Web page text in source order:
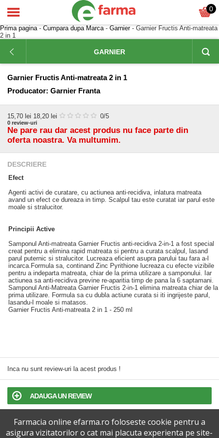
0
Prima pagina- Cumpara dupa Marca- Garnier- Garnier Fructis Anti-matreata
2 in 1
GARNIER
Garnier Fructis Anti-matreata 2 in 1
Producator: Garnier Franta
15,70 lei 18,20 lei 0/5
0 review-uri
Ne pare rau dar acest produs nu face parte din
oferta noastra. Va multumim.
DESCRIERE
Efect
Agenti activi de curatare, cu actiunea anti-recidiva, inlatura matreata
avand un efect ce dureaza in timp. Scalpul tau este curatat iar parul este
moale si stralucitor.
Principii Active
Samponul Anti-matreata Garnier Fructis anti-recidiva 2-in-1 a fost special
creat pentru a elimina rapid matreata si pentru a curata scalpul, lasand
parul puternic si stralucitor. Lucreaza eficient asupra parului tau fara a-l
incarca.Formula sa, continand Zinc Pyrithione lucreaza cu efecte vizibile
pentru a indeparta matreata, chiar de la prima utilizare a samponului. Iar
actiunea sa anti-recidiva previne re-aparitia timp de pana la 6 saptamani.
Samponul Anti-Matreata Garnier Fructis 2-in-1 elimina matreata chiar de la
prima utilizare. Formula sa cu dubla actiune curata si iti ingrijeste parul,
lasandu-l moale si matasos.
Garnier Fructis Anti-matreata 2 in 1 - 250 ml
Inca nu sunt review-uri la acest produs !
ADAUGA UN REVIEW
TERMENI SI CONDITII
Farmacia online efarma.ro foloseste cookie pentru a
asigura vizitatorilor o cat mai placuta experienta pe site-